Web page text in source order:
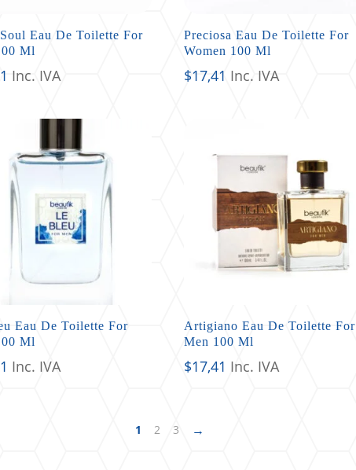
Eau De Toilette For
Ml
Inc. IVA
Preciosa Eau De Toilette For
Women 100 Ml
$17,41 Inc. IVA
Eau De Toilette For
Ml
Inc. IVA
Artigiano Eau De Toilette For
Men 100 Ml
$17,41 Inc. IVA
1 2 3 →